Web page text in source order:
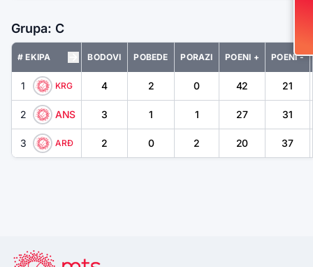
Grupa: C
# EKIPA BODOVI POBEDE PORAZI POENI + POENI -
1 KRG 4 2 0 42 21
2 ANS 3 1 1 27 31
3 ARĐ 2 0 2 20 37